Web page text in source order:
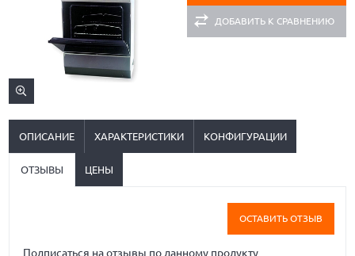
ДОБАВИТЬ К СРАВНЕНИЮ
ОПИСАНИЕ ХАРАКТЕРИСТИКИ КОНФИГУРАЦИИ
ОТЗЫВЫ ЦЕНЫ
ОСТАВИТЬ ОТЗЫВ
Подписаться на отзывы по данному продукту